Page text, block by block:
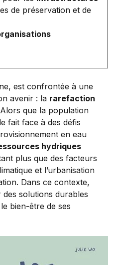
de préservation et de
est confrontée à une
avenir : la rarefaction
que la population
fait face à des défis
en eau
hydriques
plus que des facteurs
et l’urbanisation
Dans ce contexte,
solutions durables
bien-être de ses